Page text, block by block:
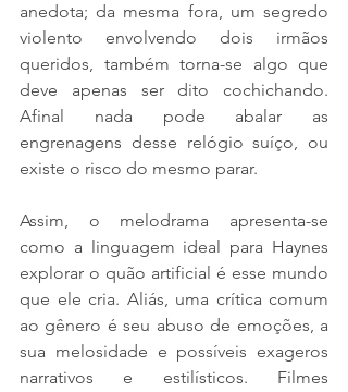
anedota; da mesma fora, um segredo
violento envolvendo dois irmãos
queridos, também torna-se algo que
deve apenas ser dito cochichando.
Afinal nada pode abalar as
engrenagens desse relógio suíço, ou
existe o risco do mesmo parar.
Assim, o melodrama apresenta-se
como a linguagem ideal para Haynes
explorar o quão artificial é esse mundo
que ele cria. Aliás, uma crítica comum
ao gênero é seu abuso de emoções, a
sua melosidade e possíveis exageros
narrativos e estilísticos. Filmes